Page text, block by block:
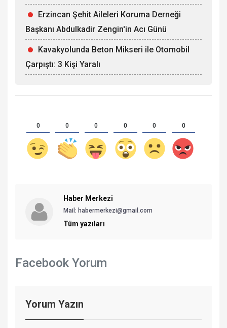
Erzincan Şehit Aileleri Koruma Derneği
Başkanı Abdulkadir Zengin'in Acı Günü
Kavakyolunda Beton Mikseri ile Otomobil
Çarpıştı: 3 Kişi Yaralı
0 0 0 0 0 0
Haber Merkezi
Mail: habermerkezi@gmail.com
Tüm yazıları
Facebook Yorum
Yorum Yazın